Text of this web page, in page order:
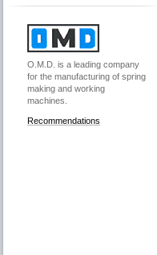
O.M.D. is a leading company
for the manufacturing of spring
making and working
machines.
Recommendations